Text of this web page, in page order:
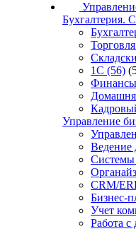
Бухгалтерия.
Торговля
1С (56)
Финансы
Управление
Ведение
Системы
CRM/
Бизнес-
Учет
Работа с